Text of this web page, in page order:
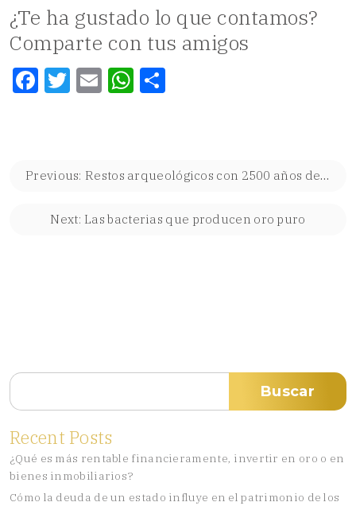
¿Te ha gustado lo que contamos?
Comparte con tus amigos
FacebookTwitterEmail WhatsApp
Navegación
Previous: Restos arqueológicos con 2500 años de antigüedad
Next: Las bacterias que producen oro puro
Buscar
Buscar
Recent Posts
¿Qué es más rentable financieramente, invertir en oro o en
bienes inmobiliarios?
Cómo la deuda de un estado influye en el patrimonio de los